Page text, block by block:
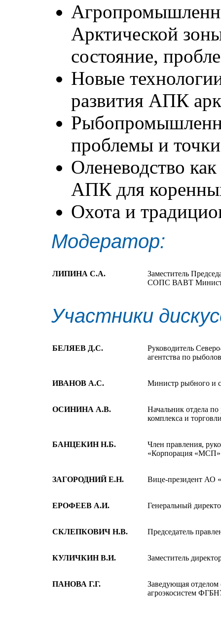
Арктической
состояние,
Новые
развития АПК
проблемы и
Оленеводство
АПК для
Охота и
Модератор:
ЛИПИНА С.А.
Заместитель
СОПС ВАВТ
Участники
БЕЛЯЕВ Д.С.
Руководитель
агентства по
ИВАНОВ А.С. Министр рыбного и
ОСИНИНА А.В.
Начальник отдела
комплекса и
БАНЦЕКИН Н.Б.
Член правления,
«Корпорация «МСП»
ЗАГОРОДНИЙ Е.Н. Вице-президент АО
ЕРОФЕЕВ А.И. Генеральный
СКЛЕПКОВИЧ Н.В. Председатель
КУЛИЧКИН В.И. Заместитель
ПАНОВА Г.Г.
Заведующая отделом
агроэкосистем